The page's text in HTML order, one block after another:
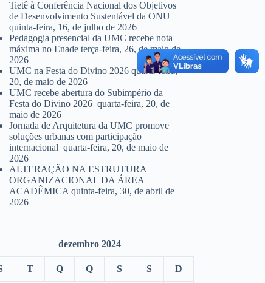
Tietê à Conferência Nacional dos Objetivos
de Desenvolvimento Sustentável da ONU
quinta-feira, 16, de julho de 2026
Pedagogia presencial da UMC recebe nota
máxima no Enade terça-feira, 26, de maio de
2026
UMC na Festa do Divino 2026 quarta-feira,
20, de maio de 2026
UMC recebe abertura do Subimpério da
Festa do Divino 2026 quarta-feira, 20, de
maio de 2026
Jornada de Arquitetura da UMC promove
soluções urbanas com participação
internacional quarta-feira, 20, de maio de
2026
ALTERAÇÃO NA ESTRUTURA
ORGANIZACIONAL DA ÁREA
ACADÊMICA quinta-feira, 30, de abril de
2026
dezembro 2024
T Q Q S S D